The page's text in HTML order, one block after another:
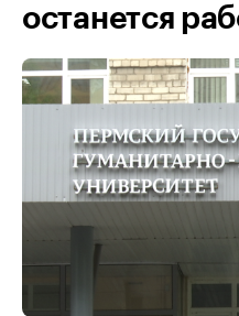
останется